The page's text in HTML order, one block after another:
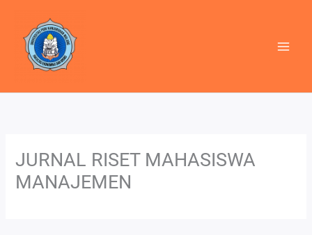
konten
JURNAL RISET MAHASISWA
MANAJEMEN